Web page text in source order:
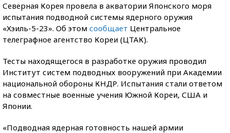
Северная Корея провела в акватории Японского моря
испытания подводной системы ядерного оружия
«Хэиль-5-23». Об этом сообщает Центральное
телеграфное агентство Кореи (ЦТАК).
Тесты находящегося в разработке оружия проводил
Институт систем подводных вооружений при Академии
национальной обороны КНДР. Испытания стали ответом
на совместные военные учения Южной Кореи, США и
Японии.
«Подводная ядерная готовность нашей армии